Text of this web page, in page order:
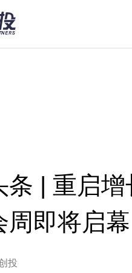
条 | 重启
周即将启幕
投